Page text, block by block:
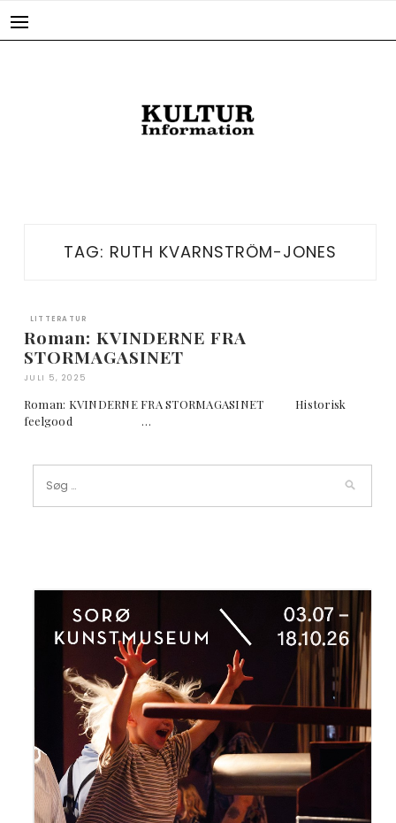
TAG: RUTH KVARNSTRÖM-JONES
LITTERATUR
Roman: KVINDERNE FRA
STORMAGASINET
JULI 5, 2025
Roman: KVINDERNE FRA STORMAGASINET Historisk
feelgood …